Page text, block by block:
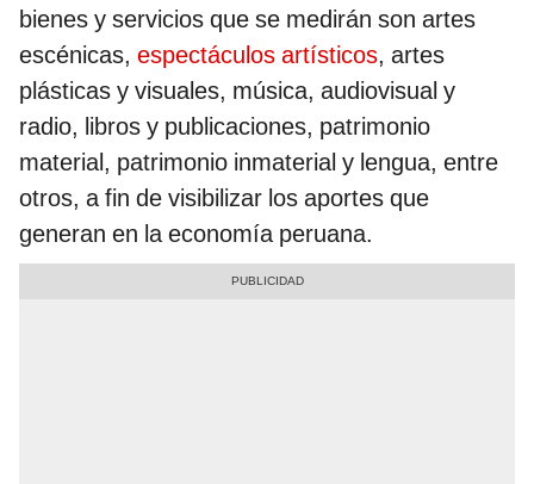
bienes y servicios que se medirán son artes
escénicas, espectáculos artísticos, artes
plásticas y visuales, música, audiovisual y
radio, libros y publicaciones, patrimonio
material, patrimonio inmaterial y lengua, entre
otros, a fin de visibilizar los aportes que
generan en la economía peruana.